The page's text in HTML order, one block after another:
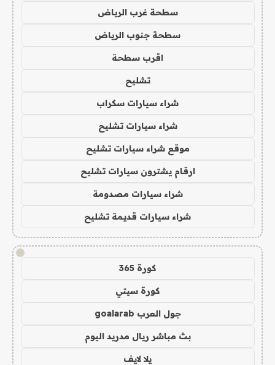
سطحة غرب الرياض
سطحة جنوب الرياض
اقرب سطحة
تشليح
شراء سيارات سكراب
شراء سيارات تشليح
موقع شراء سيارات تشليح
ارقام يشترون سيارات تشليح
شراء سيارات مصدومة
شراء سيارات قديمة تشليح
!
كورة 365
كورة سيتي
جول العرب goalarab
بث مباشر ريال مدريد اليوم
يلا لايف